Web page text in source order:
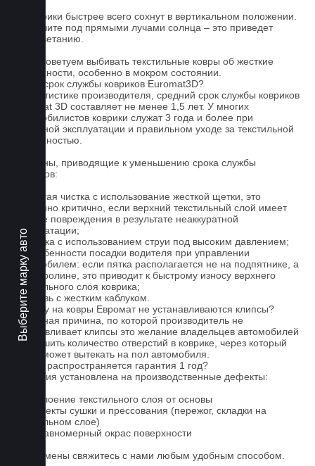
Выберите марку авто
4. Коврики быстрее всего сохнут в вертикальном положении.
Не сушите под прямыми лучами солнца – это приведет
к выцветанию.
5. Не советуем выбивать текстильные ковры об жесткие
поверхности, особенно в мокром состоянии.
Какой срок службы ковриков Euromat3D?
По статистике производителя, средний срок службы ковриков
Euromat 3D составляет не менее 1,5 лет. У многих
автомобилистов коврики служат 3 года и более при
бережной эксплуатации и правильном уходе за текстильной
поверхностью.
Причины, приводящие к уменьшению срока службы
ковриков:
1. Частая чистка с использование жесткой щетки, это
особенно критично, если верхний текстильный слой имеет
мелкие повреждения в результате неаккуратной
эксплуатации;
2. Мойка с использованием струи под высоким давлением;
3. Особенности посадки водителя при управлении
автомобилем: если пятка располагается не на подпятнике, а
на ковролине, это приводит к быстрому износу верхнего
текстильного слоя коврика;
4. Обувь с жестким каблуком.
Почему на ковры Евромат не устанавливаются клипсы?
Основная причина, по которой производитель не
устанавливает клипсы это желание владельцев автомобилей
уменьшить количество отверстий в коврике, через который
влага может вытекать на пол автомобиля.
На что распространяется гарантия 1 год?
Гарантия установлена на производственные дефекты:
1. Отслоение текстильного слоя от основы
2. Дефекты сушки и прессования (пережог, складки на
текстильном слое)
3. Неравномерный окрас поверхности
Для замены свяжитесь с нами любым удобным способом.